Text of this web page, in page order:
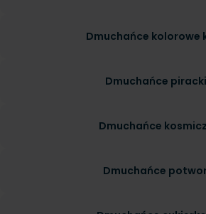
Dmuchańce kolorowe
Dmuchańce
Dmuchańce
Dmuchańce